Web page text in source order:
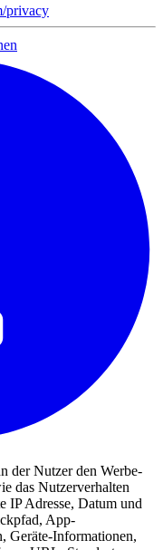
privacy
der Nutzer den Werbe-
das Nutzerverhalten
IP Adresse, Datum und
App-
Geräte-Informationen,